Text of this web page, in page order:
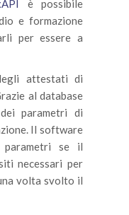
è possibile
e formazione
per essere a
attestati di
al database
parametri di
Il software
se il
necessari per
volta svolto il